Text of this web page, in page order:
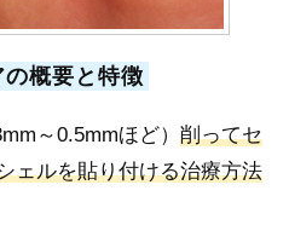
概要と特徴
～0.5mmほど） 削ってセ
ェルを貼り付ける治療方法